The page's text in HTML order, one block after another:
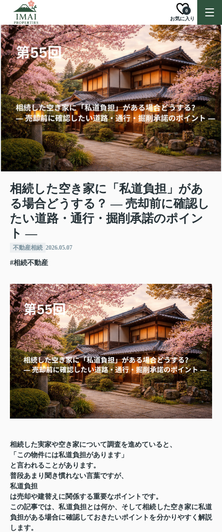
お気に入り
0
相続した空き家に「私道負担」があ
る場合どうする？ ― 売却前に確認し
たい道路・通行・掘削承諾のポイン
ト ―
不動産相続 2026.05.07
#相続不動産
相続した実家や空き家について調査を進めていると、
「この物件には私道負担があります」
と言われることがあります。
普段あまり聞き慣れない言葉ですが、
私道負担
は売却や建替えに関係する重要なポイントです。
この記事では、私道負担とは何か、そして相続した空き家に私道
負担がある場合に確認しておきたいポイントを分かりやすく解説
します。